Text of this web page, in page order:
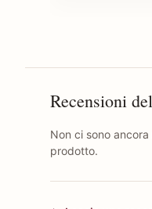
Recensioni
Non ci sono
prodotto.